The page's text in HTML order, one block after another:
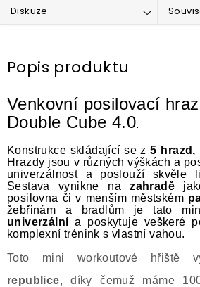
Diskuze
Popis produktu
Venkovní posilovací
Double Cube 4.0.
Konstrukce skládající se z5 hrazd,
Hrazdy jsou v různých výškách a
univerzálnost a poslouží skvěle
Sestava vynikne nazahradě
posilovna či v menším městském
žebřinám a bradlům je tato
univerzálnía poskytuje veškeré
komplexní trénink s vlastní vahou.
Toto mini workoutové hřiště
republice, díky čemuž máme